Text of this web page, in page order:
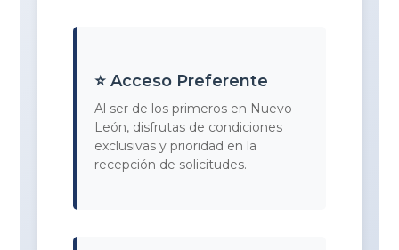
⭐ Acceso Preferente
Al ser de los primeros en Nuevo
León, disfrutas de condiciones
exclusivas y prioridad en la
recepción de solicitudes.